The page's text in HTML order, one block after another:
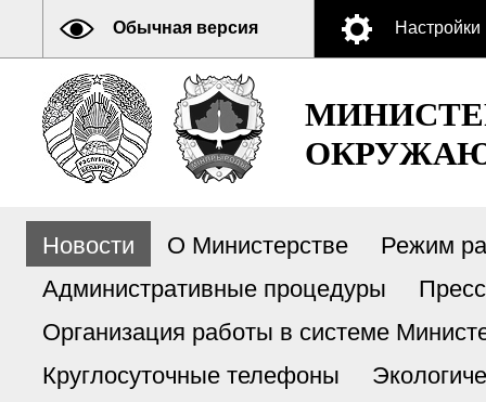
Обычная версия Настройки
Новости О Министерстве
Режим
Административные процедуры
Организация работы в системе
Круглосуточные телефоны